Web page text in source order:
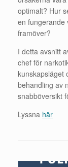
optimalt? Hur
en fungerande
framöver?
I detta avsnitt
chef för
kunskapsläget
behandling av
snabböversikt
Lyssna här